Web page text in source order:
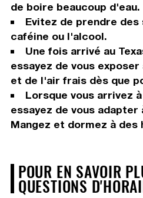
de boire beaucoup d'eau.
Evitez de prendre
caféine ou l'alcool.
Une fois arrivé au
essayez de vous
et de l'air frais dès que
Lorsque vous arrivez
essayez de vous adapter
Mangez et dormez à des
POUR EN SAVOIR
QUESTIONS